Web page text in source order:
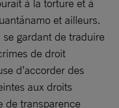
à la torture et à
et ailleurs.
gardant de traduire
de droit
d’accorder des
aux droits
de transparence